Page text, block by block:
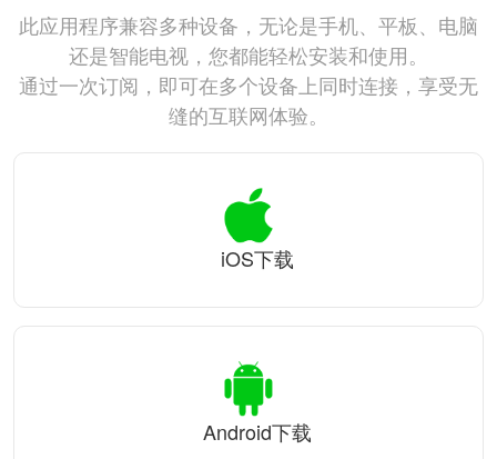
此应用程序兼容多种设备，无论是手机、平板、电脑
还是智能电视，您都能轻松安装和使用。
通过一次订阅，即可在多个设备上同时连接，享受无
缝的互联网体验。
iOS下载
Android下载